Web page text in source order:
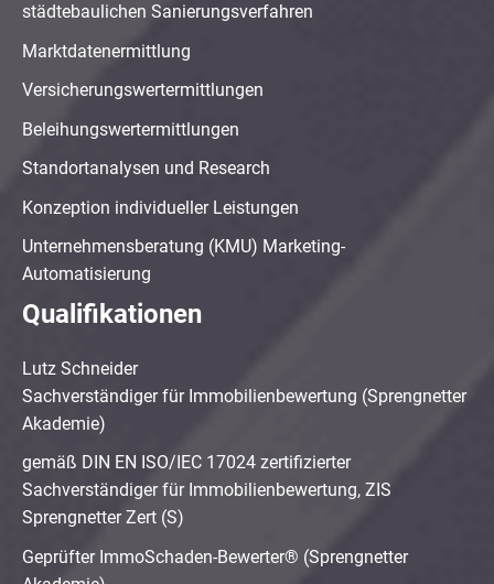
städtebaulichen Sanierungsverfahren
Marktdatenermittlung
Versicherungswertermittlungen
Beleihungswertermittlungen
Standortanalysen und Research
Konzeption individueller Leistungen
Unternehmensberatung (KMU) Marketing-
Automatisierung
Qualifikationen
Lutz Schneider
Sachverständiger für Immobilienbewertung (Sprengnetter
Akademie)
gemäß DIN EN ISO/IEC 17024 zertifizierter
Sachverständiger für Immobilienbewertung, ZIS
Sprengnetter Zert (S)
Geprüfter ImmoSchaden-Bewerter® (Sprengnetter